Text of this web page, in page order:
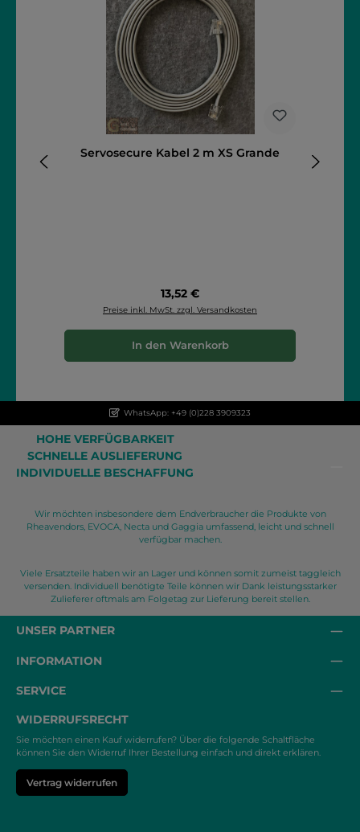
Servosecure Kabel 2 m XS Grande
Regulärer Preis:
13,52 €
Preise inkl. MwSt. zzgl. Versandkosten
In den Warenkorb
WhatsApp: +49 (0)228 3909323
HOHE VERFÜGBARKEIT
SCHNELLE AUSLIEFERUNG
INDIVIDUELLE BESCHAFFUNG
Wir möchten insbesondere dem Endverbraucher die Produkte von
Rheavendors, EVOCA, Necta und Gaggia umfassend, leicht und schnell
verfügbar machen.
Viele Ersatzteile haben wir an Lager und können somit zumeist taggleich
versenden. Individuell benötigte Teile können wir Dank leistungsstarker
Zulieferer oftmals am Folgetag zur Lieferung bereit stellen.
UNSER PARTNER
INFORMATION
SERVICE
WIDERRUFSRECHT
Sie möchten einen Kauf widerrufen? Über die folgende Schaltfläche
können Sie den Widerruf Ihrer Bestellung einfach und direkt erklären.
Vertrag widerrufen